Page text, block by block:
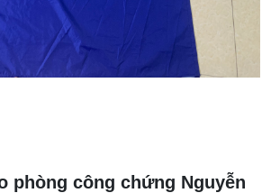
phòng công chứng Nguyễn